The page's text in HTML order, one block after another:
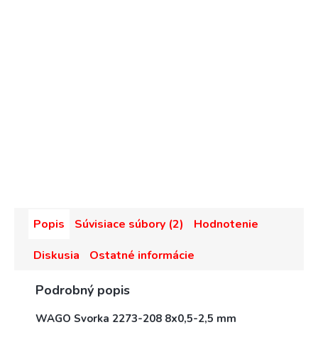
Popis Súvisiace súbory (2)
Hodnotenie
Diskusia
Ostatné informácie
Podrobný popis
WAGO Svorka 2273-208 8x0,5-2,5 mm